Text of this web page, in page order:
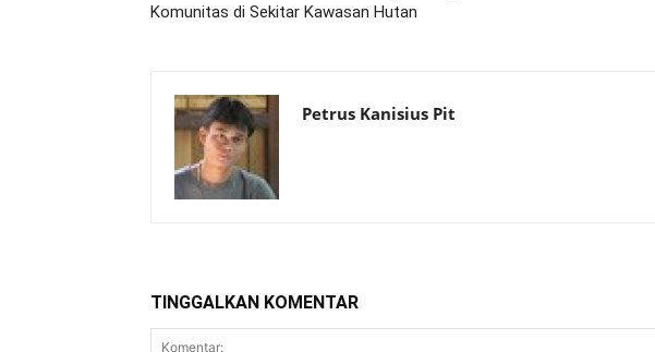
Komunitas di Sekitar Kawasan Hutan
Petrus Kanisius Pit
TINGGALKAN KOMENTAR